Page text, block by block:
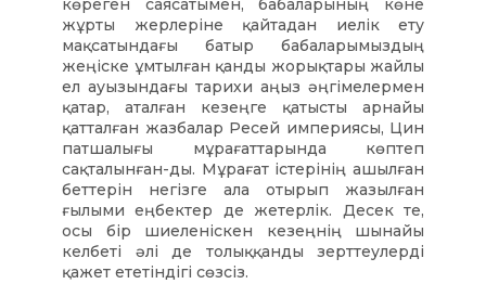
көреген саясатымен, бабаларының көне
жұрты жерлеріне қайтадан иелік ету
мақсатындағы батыр бабаларымыздың
жеңіске ұмтылған қанды жорықтары жайлы
ел ауызындағы тарихи аңыз әңгімелермен
қатар, аталған кезеңге қатысты арнайы
қатталған жазбалар Ресей империясы, Цин
патшалығы мұрағаттарында көптеп
сақталынған-ды. Мұрағат істерінің ашылған
беттерін негізге ала отырып жазылған
ғылыми еңбектер де жетерлік. Десек те,
осы бір шиеленіскен кезеңнің шынайы
келбеті әлі де толыққанды зерттеулерді
қажет ететіндігі сөзсіз.